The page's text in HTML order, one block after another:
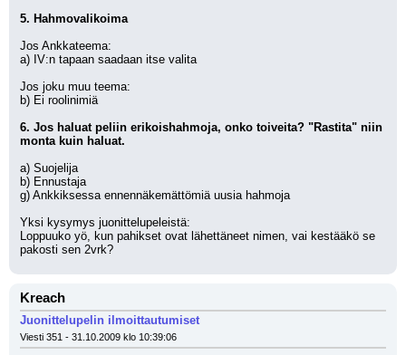
5. Hahmovalikoima
Jos Ankkateema:
a) IV:n tapaan saadaan itse valita
Jos joku muu teema:
b) Ei roolinimiä
6. Jos haluat peliin erikoishahmoja, onko toiveita? "Rastita" niin
monta kuin haluat.
a) Suojelija
b) Ennustaja
g) Ankkiksessa ennennäkemättömiä uusia hahmoja
Yksi kysymys juonittelupeleistä:
Loppuuko yö, kun pahikset ovat lähettäneet nimen, vai kestääkö se
pakosti sen 2vrk?
Kreach
Juonittelupelin ilmoittautumiset
Viesti 351 - 31.10.2009 klo 10:39:06